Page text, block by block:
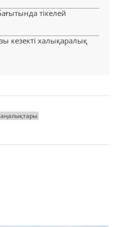
тікелей
кезекті халықаралық